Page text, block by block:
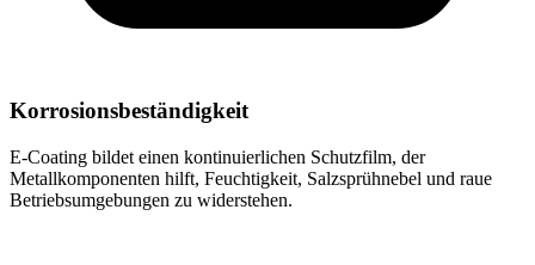
Korrosionsbeständigkeit
E-Coating bildet einen kontinuierlichen Schutzfilm, der
Metallkomponenten hilft, Feuchtigkeit, Salzsprühnebel und raue
Betriebsumgebungen zu widerstehen.